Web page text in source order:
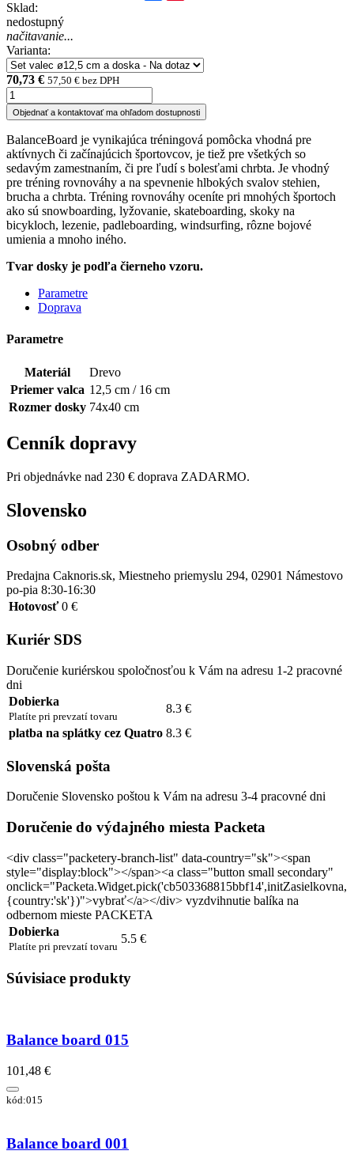
Sklad:
nedostupný
načitavanie...
Varianta:
70,73 € 57,50 € bez DPH
Objednať a kontaktovať ma ohľadom dostupnosti
BalanceBoard je vynikajúca tréningová pomôcka vhodná pre
aktívnych či začínajúcich športovcov, je tiež pre všetkých so
sedavým zamestnaním, či pre ľudí s bolesťami chrbta. Je vhodný
pre tréning rovnováhy a na spevnenie hlbokých svalov stehien,
brucha a chrbta. Tréning rovnováhy oceníte pri mnohých športoch
ako sú snowboarding, lyžovanie, skateboarding, skoky na
bicykloch, lezenie, padleboarding, windsurfing, rôzne bojové
umienia a mnoho iného.
Tvar dosky je podľa čierneho vzoru.
Parametre
Doprava
Parametre
Materiál
Drevo
Priemer valca 12,5 cm / 16 cm
Rozmer dosky 74x40 cm
Cenník dopravy
Pri objednávke nad 230 € doprava ZADARMO.
Slovensko
Osobný odber
Predajna Caknoris.sk, Miestneho priemyslu 294, 02901 Námestovo
po-pia 8:30-16:30
Hotovosť 0 €
Kuriér SDS
Doručenie kuriérskou spoločnosťou k Vám na adresu 1-2 pracovné
dni
Dobierka
Platíte pri prevzatí tovaru
8.3 €
platba na splátky cez Quatro 8.3 €
Slovenská pošta
Doručenie Slovensko poštou k Vám na adresu 3-4 pracovné dni
Doručenie do výdajného miesta Packeta
<div class="packetery-branch-list" data-country="sk"><span
style="display:block"></span><a class="button small secondary"
onclick="Packeta.Widget.pick('cb503368815bbf14',initZasielkovna,
{country:'sk'})">vybrať</a></div> vyzdvihnutie balíka na
odbernom mieste PACKETA
Dobierka
Platíte pri prevzatí tovaru
5.5 €
Súvisiace produkty
Balance board 015
101,48 €
kód:015
Balance board 001